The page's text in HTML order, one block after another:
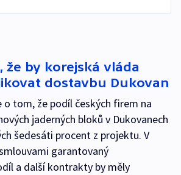
že by korejská vláda
dostavbu Dukovan
o tom, že podíl českých firem na
jaderných bloků v Dukovanech
šedesáti procent z projektu. V
garantovaný
a další kontrakty by měly